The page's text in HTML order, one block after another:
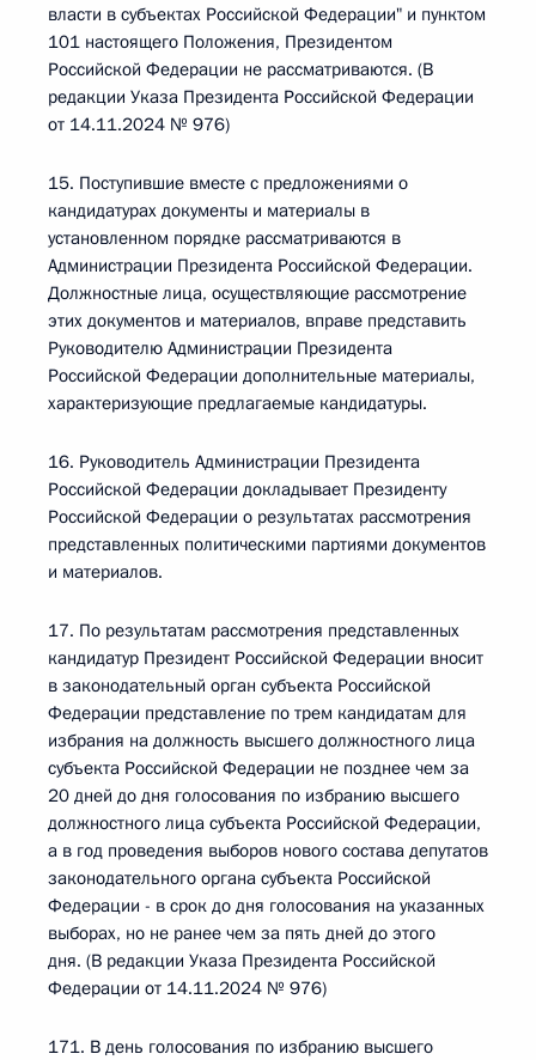
власти в субъектах Российской Федерации" и пунктом
101 настоящего Положения, Президентом
Российской Федерации не рассматриваются. (В
редакции Указа Президента Российской Федерации
от 14.11.2024 № 976)
15. Поступившие вместе с предложениями о
кандидатурах документы и материалы в
установленном порядке рассматриваются в
Администрации Президента Российской Федерации.
Должностные лица, осуществляющие рассмотрение
этих документов и материалов, вправе представить
Руководителю Администрации Президента
Российской Федерации дополнительные материалы,
характеризующие предлагаемые кандидатуры.
16. Руководитель Администрации Президента
Российской Федерации докладывает Президенту
Российской Федерации о результатах рассмотрения
представленных политическими партиями документов
и материалов.
17. По результатам рассмотрения представленных
кандидатур Президент Российской Федерации вносит
в законодательный орган субъекта Российской
Федерации представление по трем кандидатам для
избрания на должность высшего должностного лица
субъекта Российской Федерации не позднее чем за
20 дней до дня голосования по избранию высшего
должностного лица субъекта Российской Федерации,
а в год проведения выборов нового состава депутатов
законодательного органа субъекта Российской
Федерации - в срок до дня голосования на указанных
выборах, но не ранее чем за пять дней до этого
дня. (В редакции Указа Президента Российской
Федерации от 14.11.2024 № 976)
171. В день голосования по избранию высшего